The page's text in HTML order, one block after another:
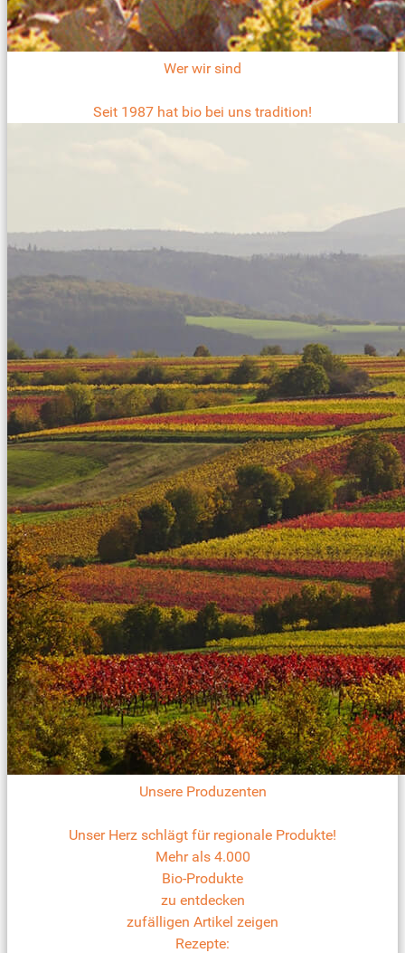
Wer wir sind
Seit 1987 hat bio bei uns tradition!
Unsere Produzenten
Unser Herz schlägt für regionale Produkte!
Mehr als 4.000
Bio-Produkte
zu entdecken
zufälligen Artikel zeigen
Rezepte: